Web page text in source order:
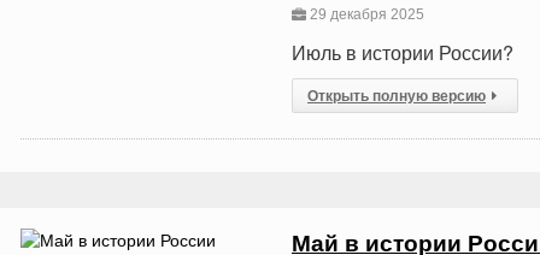
29 декабря 2025
Июль в истории России?
Открыть полную версию
Май в истории